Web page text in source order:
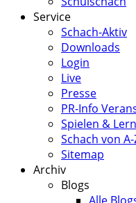
Service
Schach-Aktiv
Downloads
Login
Live
Presse
PR-Info
Spielen &
Schach von A-
Sitemap
Archiv
Blogs